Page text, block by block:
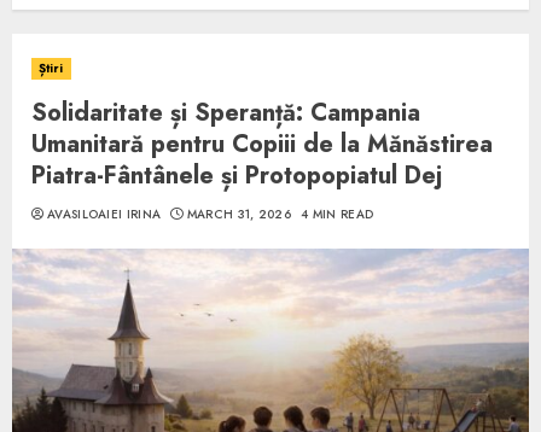
Știri
Solidaritate și Speranță: Campania
Umanitară pentru Copiii de la Mănăstirea
Piatra-Fântânele și Protopopiatul Dej
AVASILOAIEI IRINA MARCH 31, 2026 4 MIN READ